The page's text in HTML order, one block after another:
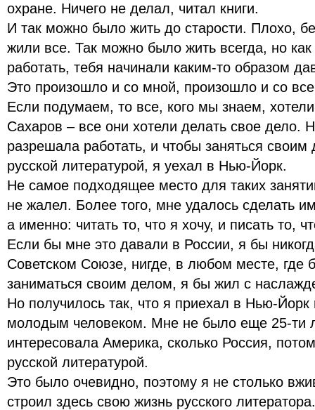
охране. Ничего не делал, читал книги.
И так можно было жить до старости. Плохо,
жили все. Так можно было жить всегда, но
работать, тебя начинали каким-то образом
Это произошло и со мной, произошло и со
Если подумаем, то все, кого мы знаем,
Сахаров – все они хотели делать свое дело.
разрешала работать, и чтобы заняться
русской литературой, я уехал в Нью-Йорк.
Не самое подходящее место для таких
не жалел. Более того, мне удалось сделать
а именно: читать то, что я хочу, и писать то,
Если бы мне это давали в России, я бы
Советском Союзе, нигде, в любом месте, где
заниматься своим делом, я бы жил с
Но получилось так, что я приехал в Нью-Йорк
молодым человеком. Мне не было еще 25-ти
интересовала Америка, сколько Россия,
русской литературой.
Это было очевидно, поэтому я не столько
строил здесь свою жизнь русского